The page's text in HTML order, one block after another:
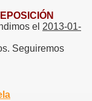
el 2013-01-
Seguiremos